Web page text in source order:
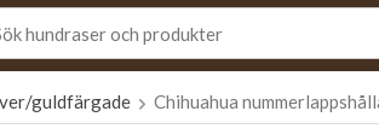
guldfärgade Chihuahua